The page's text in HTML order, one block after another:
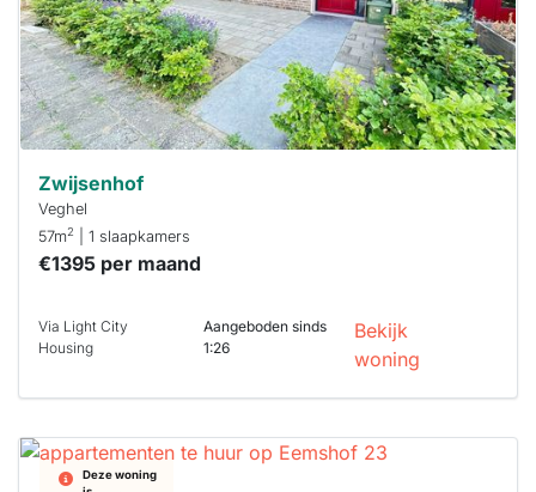
Stekkies helpt
je hierbij!
Zwijsenhof
Veghel
57m2 | 1 slaapkamers
€1395 per maand
Via Light City
Housing
Aangeboden sinds
1:26
Bekijk
woning
Deze woning